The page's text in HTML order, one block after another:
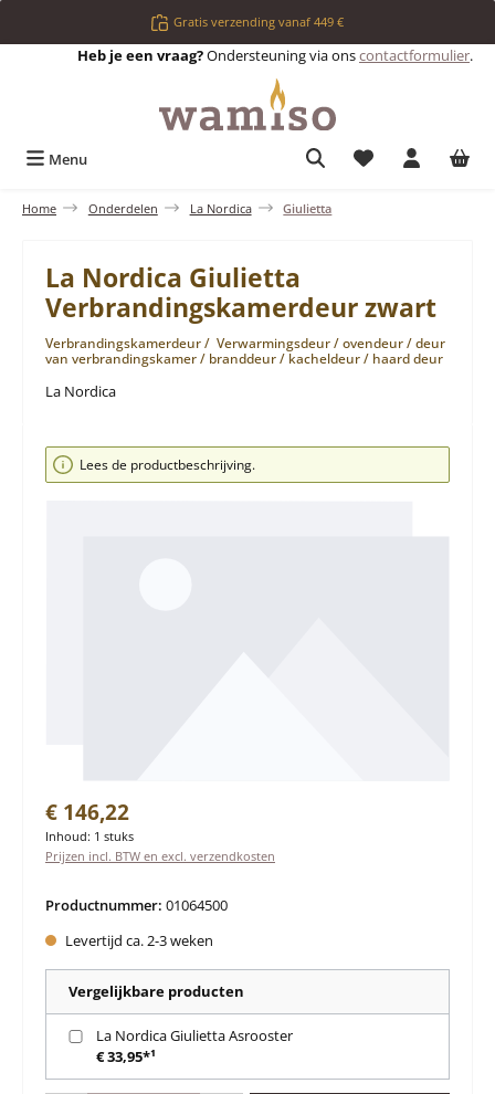
Ga naar de hoofdinhoudGratis verzending vanaf 449 €
Heb je een vraag?Ondersteuning via onscontactformulier.
Menu Je hebt 0 items
Home Onderdelen La Nordica Giulietta
La Nordica Giulietta
Verbrandingskamerdeur zwart
Verbrandingskamerdeur / Verwarmingsdeur / ovendeur / deur
van verbrandingskamer / branddeur / kacheldeur / haard deur
La Nordica
Afbeeldingengalerij overslaan
Lees de productbeschrijving.
Normale prijs:
€ 146,22
Inhoud: 1 stuks
Prijzen incl. BTW en excl. verzendkosten
Productnummer: 01064500
Levertijd ca. 2-3 weken
Vergelijkbare producten
La Nordica Giulietta Asrooster
€ 33,95*¹